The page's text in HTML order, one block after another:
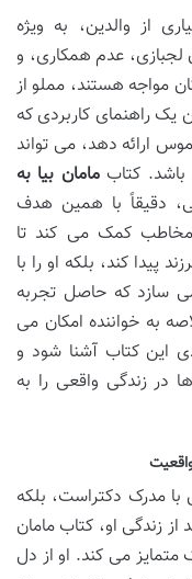
از والدین، به ویژه
عدم همکاری، و
مواجه هستند، مملو از
یک راهنمای کاربردی که
ارائه دهد، می تواند
باشد. کتابمامان بیا به
دقیقاً با همین هدف
مخاطب کمک می کند تا
پیدا کند، بلکه او را با
سازد که حاصل تجربه
به خواننده امکان می
این کتاب آشنا شود و
در زندگی واقعی را به
با مدرک دکتراست، بلکه
زندگی او، کتاب مامان
متمایز می کند. او از دل